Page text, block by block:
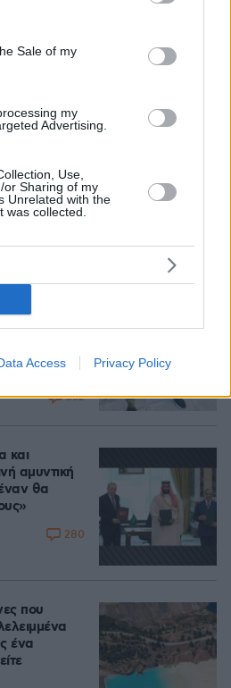
and its third-party tags to
purposes in below Google
Sale of my
my
Advertising.
Use,
or Sharing of my
Unrelated with the
was collected.
Access Privacy Policy
περιγράφει πώς έγινε το
μάνα και γιο στις Σέρρες,
πήγαιναν μαζί για
οι
τον
και η
362
και
αμυντική
θα
280
που
ένα